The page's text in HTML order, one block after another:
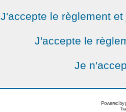
J'accepte le règlement
J'accepte le
Je
Powered by